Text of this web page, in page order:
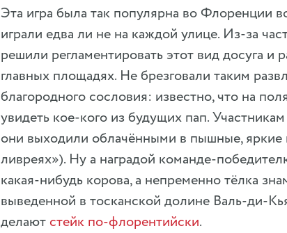
Эта игра была так популярна во Флоренции
играли едва ли не на каждой улице. Из-за
решили регламентировать этот вид досуга и
главных площадях. Не брезговали таким
благородного сословия: известно, что на
увидеть кое-кого из будущих пап.
они выходили облачёнными в пышные, яркие
ливреях»). Ну а наградой команде-
какая-нибудь корова, а непременно тёлка
выведенной в тосканской долине Валь-ди-
делаютстейк по-флорентийски.